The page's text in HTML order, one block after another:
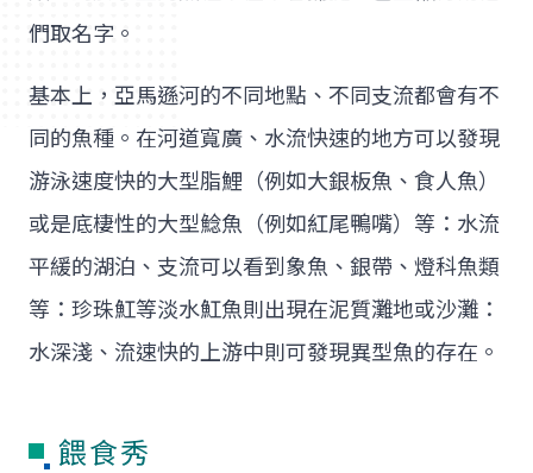
們取名字。
基本上，亞馬遜河的不同地點、不同支流都會有不
同的魚種。在河道寬廣、水流快速的地方可以發現
游泳速度快的大型脂鯉（例如大銀板魚、食人魚）
或是底棲性的大型鯰魚（例如紅尾鴨嘴）等：水流
平緩的湖泊、支流可以看到象魚、銀帶、燈科魚類
等：珍珠魟等淡水魟魚則出現在泥質灘地或沙灘：
水深淺、流速快的上游中則可發現異型魚的存在。
餵食秀